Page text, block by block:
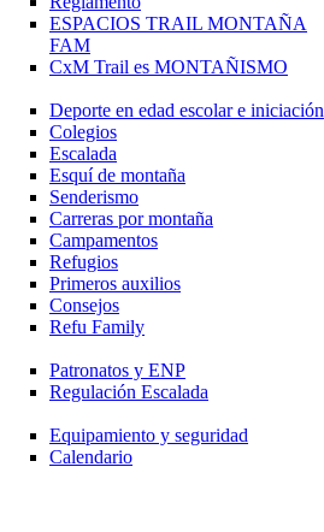
ESPACIOS TRAIL MONTAÑA
FAM
CxM Trail es MONTAÑISMO
Deporte en edad escolar e iniciación
Colegios
Escalada
Esquí de montaña
Senderismo
Carreras por montaña
Campamentos
Refugios
Primeros auxilios
Consejos
Refu Family
Patronatos y ENP
Regulación Escalada
Equipamiento y seguridad
Calendario